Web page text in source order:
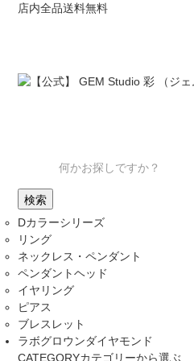
店内全品送料無料
Dカラーシリーズ
リング
ネックレス・ペンダント
ペンダントヘッド
イヤリング
ピアス
ブレスレット
ラボグロウンダイヤモンド
CATEGORYカテゴリーから選ぶ